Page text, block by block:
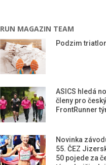
RUN MAGAZIN TEAM
Podzim
ASICS hledá
členy pro český
FrontRunner
Novinka
55. ČEZ
50 pojede za